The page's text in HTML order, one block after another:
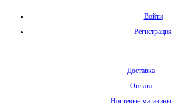
Войти
Регистрация
Доставка
Оплата
Ногтевые магазины